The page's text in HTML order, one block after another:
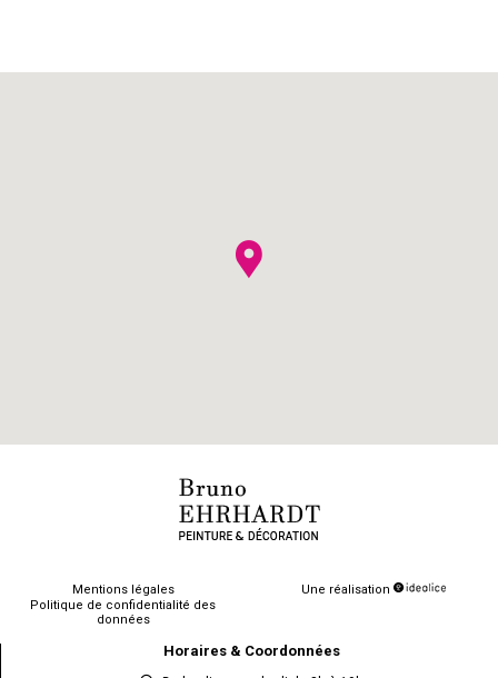
Mentions légales
Politique de confidentialité des
données
Une réalisation
Horaires & Coordonnées